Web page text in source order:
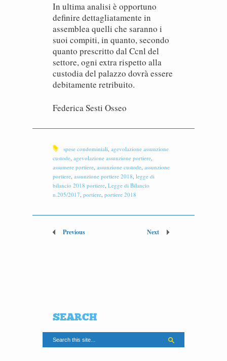
In ultima analisi è opportuno
definire dettagliatamente in
assemblea quelli che saranno i
suoi compiti, in quanto, secondo
quanto prescritto dal Ccnl del
settore, ogni extra rispetto alla
custodia del palazzo dovrà essere
debitamente retribuito.
Federica Sesti Osseo
spese condominiali, agevolazione assunzione
custode, agevolazione assunzione portiere,
assumere portiere, assunzione custode, assunzione
portiere, assunzione portiere 2018, legge di
bilancio 2018 portiere, Legge di Bilancio
n.205/2017, portiere, portiere 2018
Previous Next
SEARCH